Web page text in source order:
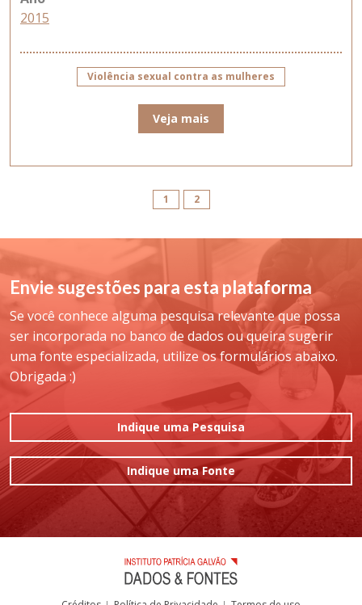
2015
Violência sexual contra as mulheres
Veja mais
1 2
Envie sugestões para esta plataforma
Se você conhece alguma pesquisa relevante que possa
ser incorporada no banco de dados ou queira sugerir
uma fonte especializada, utilize os formulários abaixo.
Obrigada :)
Indique uma Pesquisa
Indique uma Fonte